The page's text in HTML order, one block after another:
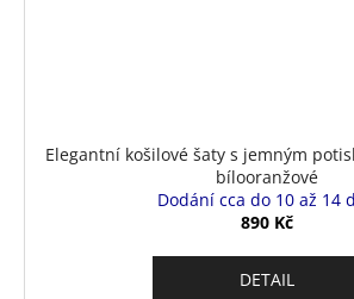
Elegantní košilové šaty s jemným
bílooranžové
Dodání cca do 10 až 14
890 Kč
DETAIL